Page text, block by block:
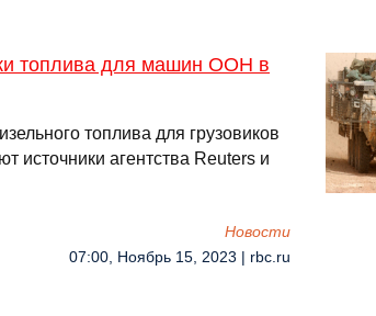
топлива для машин ООН в
топлива для грузовиков
источники агентства Reuters и
Новости
07:00, Ноябрь 15, 2023 | rbc.ru